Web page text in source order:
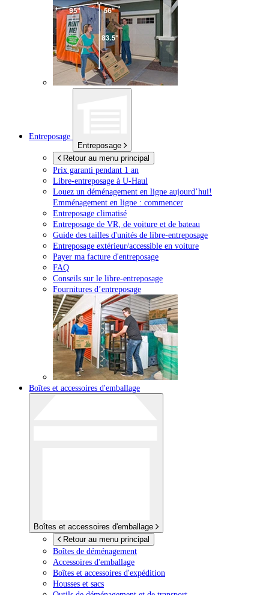
Entreposage
Entreposage
Retour au menu principal
Prix garanti pendant 1 an
Libre-entreposage à U-Haul
Louez un déménagement en ligne aujourd’hui!
Emménagement en ligne : commencer
Entreposage climatisé
Entreposage de VR, de voiture et de bateau
Guide des tailles d'unités de libre-entreposage
Entreposage extérieur/accessible en voiture
Payer ma facture d'entreposage
FAQ
Conseils sur le libre-entreposage
Fournitures d’entreposage
Boîtes et accessoires d'emballage
Boîtes et accessoires d'emballage
Retour au menu principal
Boîtes de déménagement
Accessoires d'emballage
Boîtes et accessoires d'expédition
Housses et sacs